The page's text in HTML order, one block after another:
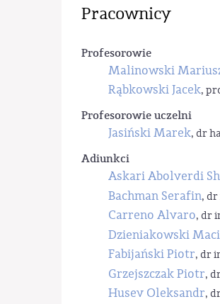
Pracownicy
Profesorowie
Malinowski
Rąbkowski Jacek,
Profesorowie uczelni
Jasiński Marek, dr
Adiunkci
Askari Abolverdi
Bachman Serafin, dr
Carreno Alvaro, dr
Dzieniakowski
Fabijański Piotr, dr
Grzejszczak Piotr,
Husev Oleksandr,